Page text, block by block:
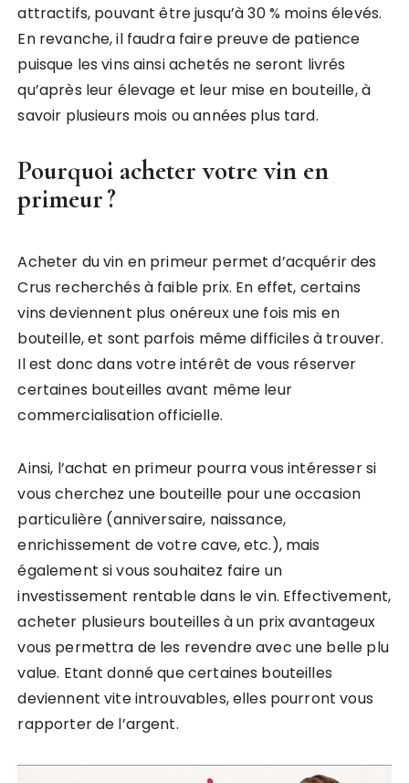
attractifs, pouvant être jusqu’à 30 % moins élevés.
En revanche, il faudra faire preuve de patience
puisque les vins ainsi achetés ne seront livrés
qu’après leur élevage et leur mise en bouteille, à
savoir plusieurs mois ou années plus tard.
Pourquoi acheter votre vin en
primeur ?
Acheter du vin en primeur permet d’acquérir des
Crus recherchés à faible prix. En effet, certains
vins deviennent plus onéreux une fois mis en
bouteille, et sont parfois même difficiles à trouver.
Il est donc dans votre intérêt de vous réserver
certaines bouteilles avant même leur
commercialisation officielle.
Ainsi, l’achat en primeur pourra vous intéresser si
vous cherchez une bouteille pour une occasion
particulière (anniversaire, naissance,
enrichissement de votre cave, etc.), mais
également si vous souhaitez faire un
investissement rentable dans le vin. Effectivement,
acheter plusieurs bouteilles à un prix avantageux
vous permettra de les revendre avec une belle plu
value. Etant donné que certaines bouteilles
deviennent vite introuvables, elles pourront vous
rapporter de l’argent.